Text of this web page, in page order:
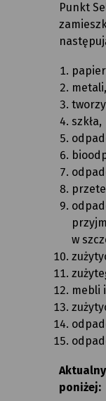
Punkt
metali,
szkła,
w
mebli
poniżej: